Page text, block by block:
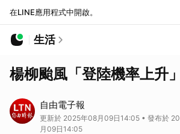
在LINE應用程式中開啟。
生活
楊柳颱風「登陸機率上升
自由電子報
更新於 2025年08月09日14:05 • 發布於
月09日14:05